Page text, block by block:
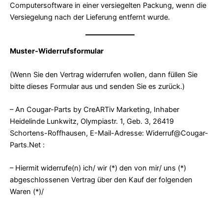
Computersoftware in einer versiegelten Packung, wenn die
Versiegelung nach der Lieferung entfernt wurde.
Muster-Widerrufsformular
(Wenn Sie den Vertrag widerrufen wollen, dann füllen Sie
bitte dieses Formular aus und senden Sie es zurück.)
– An Cougar-Parts by CreARTiv Marketing, Inhaber
Heidelinde Lunkwitz, Olympiastr. 1, Geb. 3, 26419
Schortens-Roffhausen, E-Mail-Adresse: Widerruf@Cougar-
Parts.Net :
– Hiermit widerrufe(n) ich/ wir (*) den von mir/ uns (*)
abgeschlossenen Vertrag über den Kauf der folgenden
Waren (*)/